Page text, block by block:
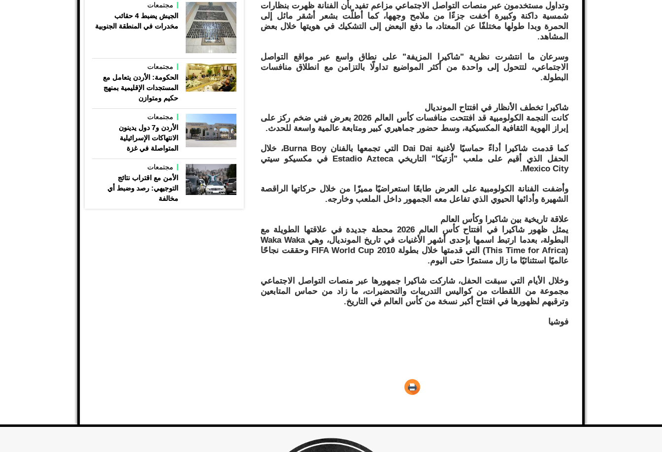
وتداول مستخدمون عبر منصات التواصل الاجتماعي مزاعم تفيد بأن الفنانة ظهرت بنظارات
شمسية داكنة وكبيرة أخفت جزءًا من ملامح وجهها، كما أطلّت بشعر أشقر مائل إلى
الحمرة وبدا طولها مختلفًا عن المعتاد، ما دفع البعض إلى التشكيك في هويتها خلال بعض
المشاهد.
وسرعان ما انتشرت نظرية "شاكيرا المزيفة" على نطاق واسع عبر مواقع التواصل
الاجتماعي، لتتحول إلى واحدة من أكثر المواضيع تداولًا بالتزامن مع انطلاق منافسات
البطولة.
شاكيرا تخطف الأنظار في افتتاح المونديال
كانت النجمة الكولومبية قد افتتحت منافسات كأس العالم 2026 بعرض فني ضخم ركز على
إبراز الهوية الثقافية المكسيكية، وسط حضور جماهيري كبير ومتابعة عالمية واسعة للحدث.
كما قدمت شاكيرا أداءً حماسيًا لأغنية Dai Dai التي تجمعها بالفنان Burna Boy، خلال
الحفل الذي أقيم على ملعب "أزتيكا" التاريخي Estadio Azteca في مكسيكو سيتي
Mexico City.
وأضفت الفنانة الكولومبية على العرض طابعًا استعراضيًا مميزًا من خلال حركاتها الراقصة
الشهيرة وأدائها الحيوي الذي تفاعل معه الجمهور داخل الملعب وخارجه.
علاقة تاريخية بين شاكيرا وكأس العالم
يمثل ظهور شاكيرا في افتتاح كأس العالم 2026 محطة جديدة في علاقتها الطويلة مع
البطولة، بعدما ارتبط اسمها بإحدى أشهر الأغنيات في تاريخ المونديال، وهي Waka Waka
(This Time for Africa) التي قدمتها خلال بطولة 2010 FIFA World Cup وحققت نجاحًا
عالميًا استثنائيًا ما زال مستمرًا حتى اليوم.
وخلال الأيام التي سبقت الحفل، شاركت شاكيرا جمهورها عبر منصات التواصل الاجتماعي
مجموعة من اللقطات من كواليس التدريبات والتحضيرات، ما زاد من حماس المتابعين
وترقبهم لظهورها في افتتاح أكبر نسخة من كأس العالم في التاريخ.
فوشيا
مجتمعات
الجيش يضبط 4 حقائب
مخدرات في المنطقة الجنوبية
مجتمعات
الحكومة: الأردن يتعامل مع
المستجدات الإقليمية بمنهج
حكيم ومتوازن
مجتمعات
الأردن و7 دول يدينون
الانتهاكات الإسرائيلية
المتواصلة في غزة
مجتمعات
الأمن مع اقتراب نتائج
التوجيهي: رصد وضبط أي
مخالفة